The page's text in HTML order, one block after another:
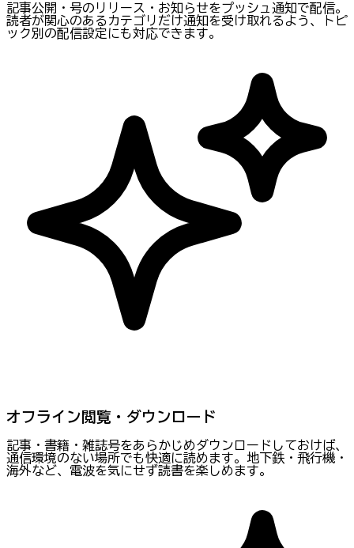
記事公開・号のリリース・お知らせをプッシュ通知で配信。
読者が関心のあるカテゴリだけ通知を受け取れるよう、トピ
ック別の配信設定にも対応できます。
オフライン閲覧・ダウンロード
記事・書籍・雑誌号をあらかじめダウンロードしておけば、
通信環境のない場所でも快適に読めます。地下鉄・飛行機・
海外など、電波を気にせず読書を楽しめます。